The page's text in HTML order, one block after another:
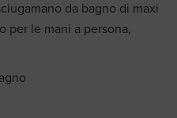
da bagno di maxi
per le mani a persona,